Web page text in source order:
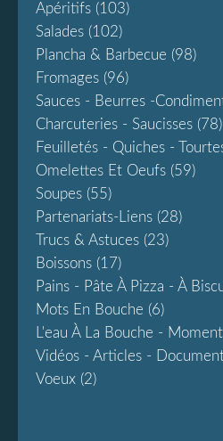
Apéritifs (103)
Salades (102)
Plancha & Barbecue (98)
Fromages (96)
Sauces - Beurres -
Charcuteries - Saucisses (78)
Feuilletés - Quiches -
Omelettes Et Oeufs (59)
Soupes (55)
Partenariats-Liens (28)
Trucs & Astuces (23)
Boissons (17)
Pains - Pâte À Pizza - À
Mots En Bouche (6)
L'eau À La Bouche -
Vidéos - Articles -
Voeux (2)